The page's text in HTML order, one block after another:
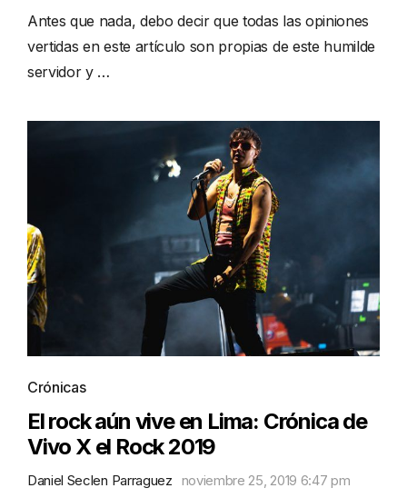
Antes que nada, debo decir que todas las opiniones
vertidas en este artículo son propias de este humilde
servidor y …
Crónicas
El rock aún vive en Lima: Crónica de
Vivo X el Rock 2019
Daniel Seclen Parraguez noviembre 25, 2019 6:47 pm